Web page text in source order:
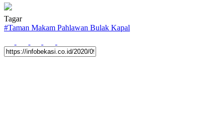
Tagar
#Taman Makam Pahlawan Bulak Kapal